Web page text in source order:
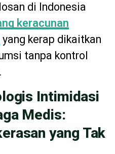
di Indonesia
keracunan
yang kerap dikaitkan
tanpa kontrol
Intimidasi
Medis:
yang Tak